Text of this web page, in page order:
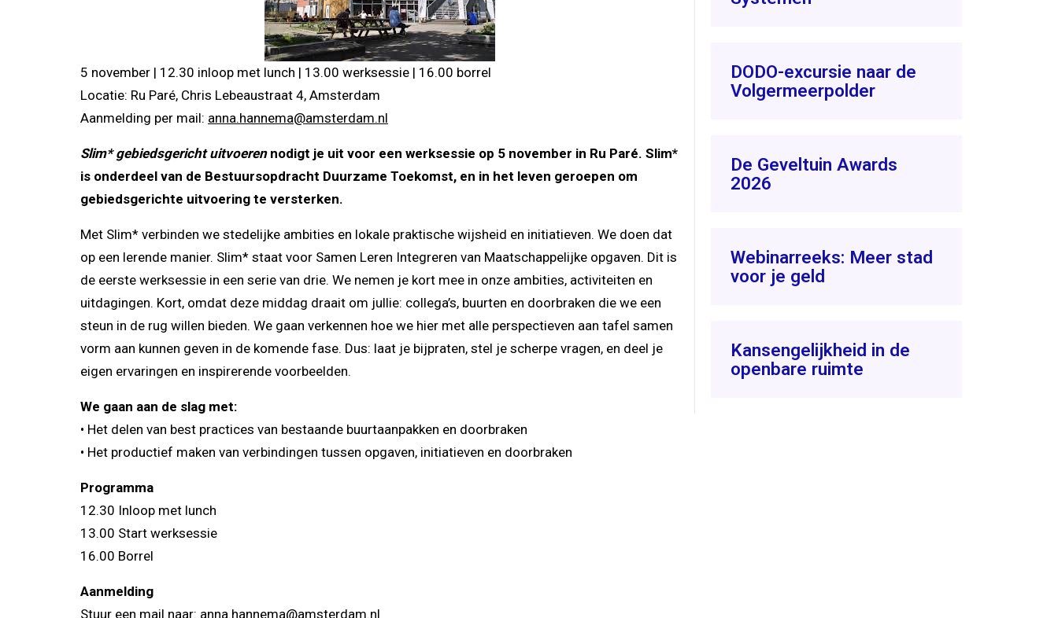
5 november | 12.30 inloop met lunch | 13.00 werksessie | 16.00 borrel
Locatie: Ru Paré, Chris Lebeaustraat 4, Amsterdam
Aanmelding per mail: anna.hannema@amsterdam.nl
Slim* gebiedsgericht uitvoeren nodigt je uit voor een werksessie op 5 november in Ru Paré. Slim*
is onderdeel van de Bestuursopdracht Duurzame Toekomst, en in het leven geroepen om
gebiedsgerichte uitvoering te versterken.
Met Slim* verbinden we stedelijke ambities en lokale praktische wijsheid en initiatieven. We doen dat
op een lerende manier. Slim* staat voor Samen Leren Integreren van Maatschappelijke opgaven. Dit is
de eerste werksessie in een serie van drie. We nemen je kort mee in onze ambities, activiteiten en
uitdagingen. Kort, omdat deze middag draait om jullie: collega’s, buurten en doorbraken die we een
steun in de rug willen bieden. We gaan verkennen hoe we hier met alle perspectieven aan tafel samen
vorm aan kunnen geven in de komende fase. Dus: laat je bijpraten, stel je scherpe vragen, en deel je
eigen ervaringen en inspirerende voorbeelden.
We gaan aan de slag met:
• Het delen van best practices van bestaande buurtaanpakken en doorbraken
• Het productief maken van verbindingen tussen opgaven, initiatieven en doorbraken
Programma
12.30 Inloop met lunch
13.00 Start werksessie
16.00 Borrel
Aanmelding
Stuur een mail naar: anna.hannema@amsterdam.nl
DODO-excursie naar de
Volgermeerpolder
De Geveltuin Awards
2026
Webinarreeks: Meer stad
voor je geld
Kansengelijkheid in de
openbare ruimte